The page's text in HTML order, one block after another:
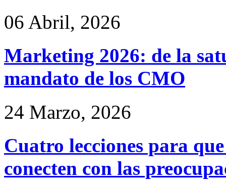
06 Abril, 2026
Marketing 2026: de la
mandato de los CMO
24 Marzo, 2026
Cuatro lecciones para
conecten con las